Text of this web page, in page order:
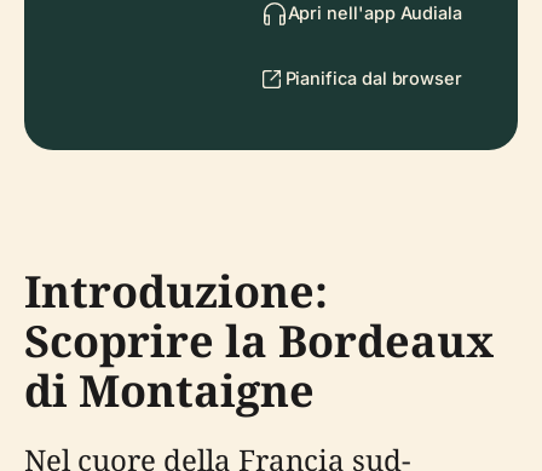
Apri nell'app Audiala
Pianifica dal browser
Introduzione:
Scoprire la Bordeaux
di Montaigne
Nel cuore della Francia sud-